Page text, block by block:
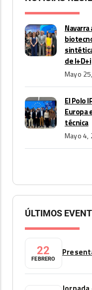
de I+D+i
Mayo
El Polo
Europa
técnica
Mayo 4,
ÚLTIMOS
22
FEBRERO